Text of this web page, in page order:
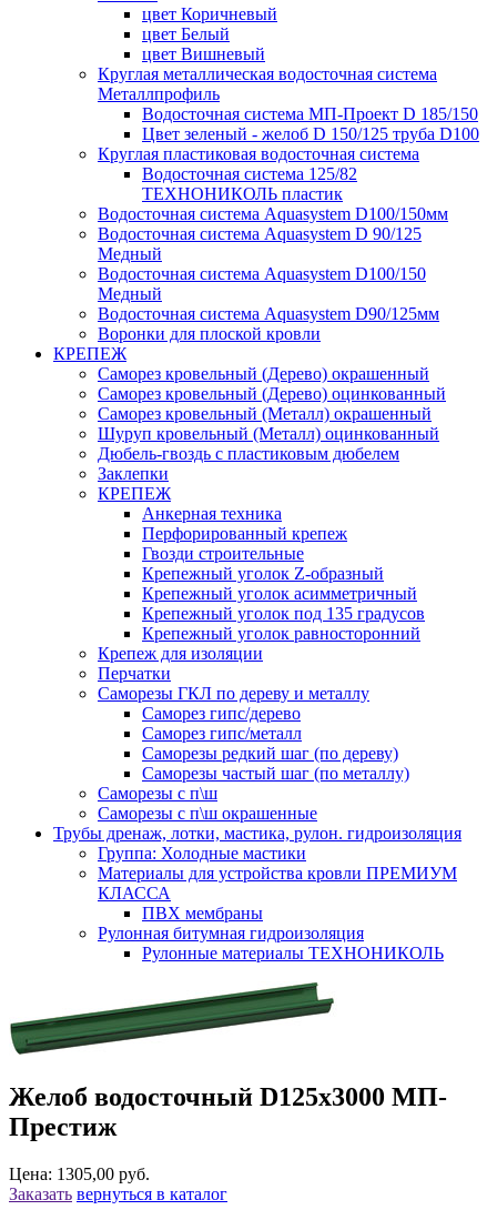
цвет Коричневый
цвет Белый
цвет Вишневый
Круглая металлическая водосточная система
Металлпрофиль
Водосточная система МП-Проект D 185/150
Цвет зеленый - желоб D 150/125 труба D100
Круглая пластиковая водосточная система
Водосточная система 125/82
ТЕХНОНИКОЛЬ пластик
Водосточная система Aquasystem D100/150мм
Водосточная система Aquasystem D 90/125
Медный
Водосточная система Aquasystem D100/150
Медный
Водосточная система Aquasystem D90/125мм
Воронки для плоской кровли
КРЕПЕЖ
Саморез кровельный (Дерево) окрашенный
Саморез кровельный (Дерево) оцинкованный
Саморез кровельный (Металл) окрашенный
Шуруп кровельный (Металл) оцинкованный
Дюбель-гвоздь с пластиковым дюбелем
Заклепки
КРЕПЕЖ
Анкерная техника
Перфорированный крепеж
Гвозди строительные
Крепежный уголок Z-образный
Крепежный уголок асимметричный
Крепежный уголок под 135 градусов
Крепежный уголок равносторонний
Крепеж для изоляции
Перчатки
Саморезы ГКЛ по дереву и металлу
Саморез гипс/дерево
Саморез гипс/металл
Саморезы редкий шаг (по дереву)
Саморезы частый шаг (по металлу)
Саморезы с п\ш
Саморезы с п\ш окрашенные
Трубы дренаж, лотки, мастика, рулон. гидроизоляция
Группа: Холодные мастики
Материалы для устройства кровли ПРЕМИУМ
КЛАССА
ПВХ мембраны
Рулонная битумная гидроизоляция
Рулонные материалы ТЕХНОНИКОЛЬ
Желоб водосточный D125х3000 МП-
Престиж
Цена: 1305,00 руб.
Заказать вернуться в каталог